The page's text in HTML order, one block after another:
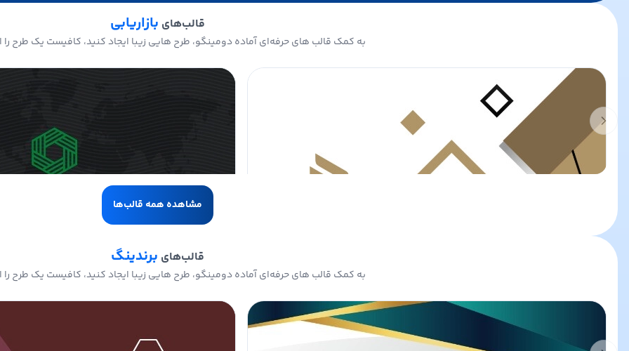
قالب‌های بازاریابی
به کمک قالب های حرفه‌ای آماده دومینگو، طرح هایی زیبا ایجاد کنید، کافیست یک طرح را
Previous slide
مشاهده همه قالب‌ها
قالب‌های برندینگ
به کمک قالب های حرفه‌ای آماده دومینگو، طرح هایی زیبا ایجاد کنید، کافیست یک طرح را